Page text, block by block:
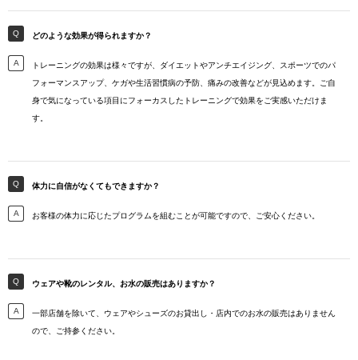
どのような効果が得られますか？
トレーニングの効果は様々ですが、ダイエットやアンチエイジング、スポーツでのパ
フォーマンスアップ、ケガや生活習慣病の予防、痛みの改善などが見込めます。ご自
身で気になっている項目にフォーカスしたトレーニングで効果をご実感いただけま
す。
体力に自信がなくてもできますか？
お客様の体力に応じたプログラムを組むことが可能ですので、ご安心ください。
ウェアや靴のレンタル、お水の販売はありますか？
一部店舗を除いて、ウェアやシューズのお貸出し・店内でのお水の販売はありません
ので、ご持参ください。